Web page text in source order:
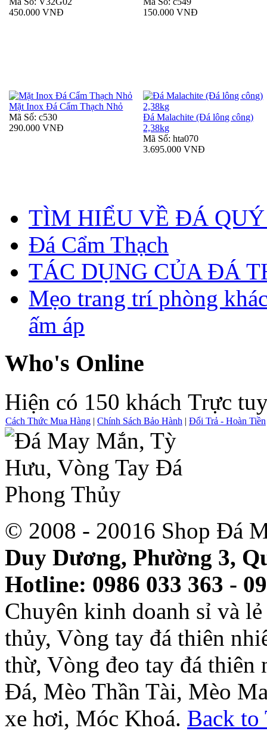
450.000 VNĐ
150.000 VNĐ
Mặt Inox Đá Cẩm Thạch Nhỏ
Mã Số: c530
290.000 VNĐ
Đá Malachite (Đá lông công)
2,38kg
Mã Số: hta070
3.695.000 VNĐ
TÌM HIỂU VỀ ĐÁ QUÝ
Đá Cẩm Thạch
TÁC DỤNG CỦA ĐÁ
Mẹo trang trí phòng
ấm áp
Who's Online
Hiện có 150 khách Trực
Cách Thức Mua Hàng | Chính Sách Bảo Hành | Đổi Trả - Hoàn Tiền
© 2008 - 20016 Shop Đá
Duy Dương, Phường 3,
Hotline: 0986 033 363 -
Chuyên kinh doanh sỉ và
thủy, Vòng tay đá thiên
thừ, Vòng đeo tay đá thiên
Đá, Mèo Thần Tài, Mèo
xe hơi, Móc Khoá. Back to